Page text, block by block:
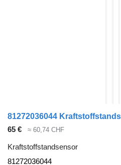
65 € ≈ 60,74 CHF
Kraftstoffstandsensor
81272036044